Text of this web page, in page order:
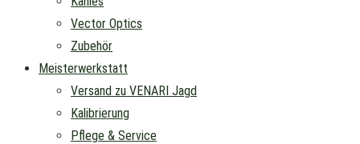
Vector Optics
Zubehör
Meisterwerkstatt
Versand zu VENARI Jagd
Kalibrierung
Pflege & Service